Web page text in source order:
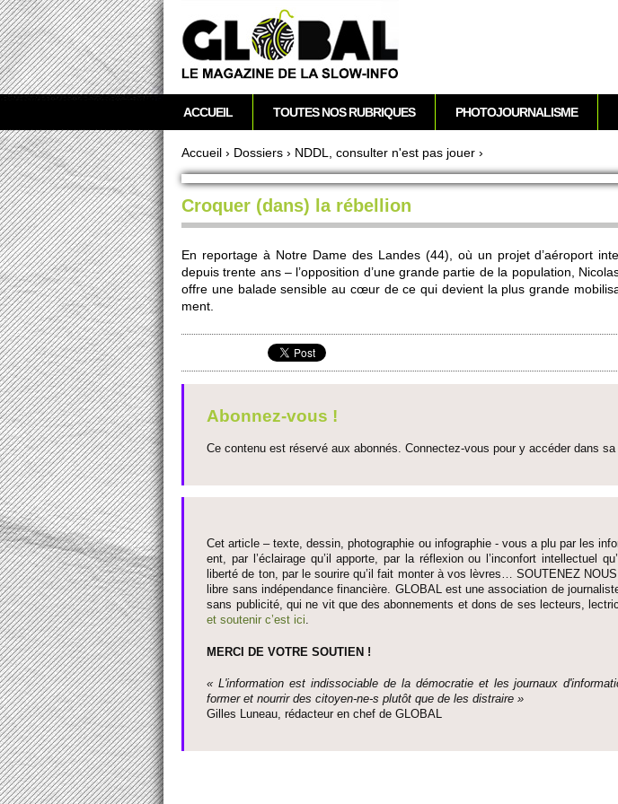
TwitterRSS Newsletter
Vous êtes ici
Accueil › Dossi­ers › NDDL, consulter n'est pas jouer ›
Croquer (dans) la rébellion
En re­po­rtage à Notre Dame des Landes (44), où un pro­jet d’aéro­port
depuis trente ans – l’oppo­si­tion d’une grande partie de la po­pulation,
offre une balade sensible au cœur de ce qui devi­ent la plus grande
ment.
Abonnez-vous !
Ce contenu est réservé aux abonnés. Connectez-vous pour y accéder dans
Cet article – texte, dessin, photographie ou infographie - vous a plu par les
ent, par l’éclairage qu’il appo­rte, par la réflexion ou l’inconfort inte­llectuel
liberté de ton, par le so­urire qu’il fait monter à vos lèvres… SO­UTENEZ
libre sans indépendance financière. GLOBAL est une asso­ci­ation de
sans publi­cité, qui ne vit que des abonne­ments et dons de ses lecte­urs,
et so­utenir c’est ici
MERCI DE VOTRE SO­UTIEN !
« L'information est indisso­ci­able de la démo­cratie et les journaux
former et nourrir des ci­to­yen-ne-s plutôt que de les dis­traire »
Gi­lles Luneau, rédacteur en chef de GLOBAL
M
e
n
u
p
r
i
n
c
i
p
a
ACCUEIL TOUTES NOS RUBRIQUES PHOTOJOURNALISME